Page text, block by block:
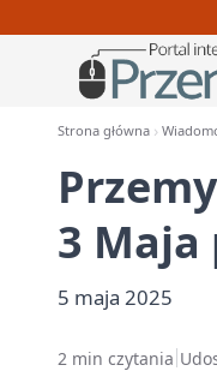
Strona główna
3 Maja
5 maja 2025
2 min czytania